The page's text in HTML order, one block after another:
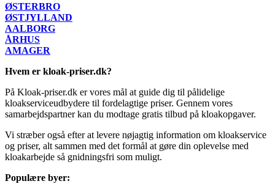
ØSTERBRO
ØSTJYLLAND
AALBORG
ÅRHUS
AMAGER
Hvem er kloak-priser.dk?
På Kloak-priser.dk er vores mål at guide dig til pålidelige
kloakserviceudbydere til fordelagtige priser. Gennem vores
samarbejdspartner kan du modtage gratis tilbud på kloakopgaver.
Vi stræber også efter at levere nøjagtig information om kloakservice
og priser, alt sammen med det formål at gøre din oplevelse med
kloakarbejde så gnidningsfri som muligt.
Populære byer: